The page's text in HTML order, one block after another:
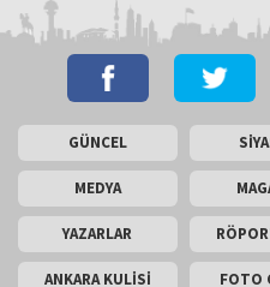
GÜNCEL
MEDYA
YAZARLAR
ANKARA KULİSİ FOTO